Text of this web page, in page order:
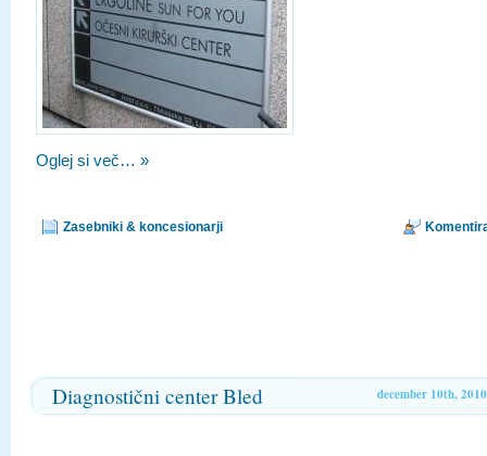
Oglej si več… »
Zasebniki & koncesionarji
december 10th, 2010
Diagnostični center Bled